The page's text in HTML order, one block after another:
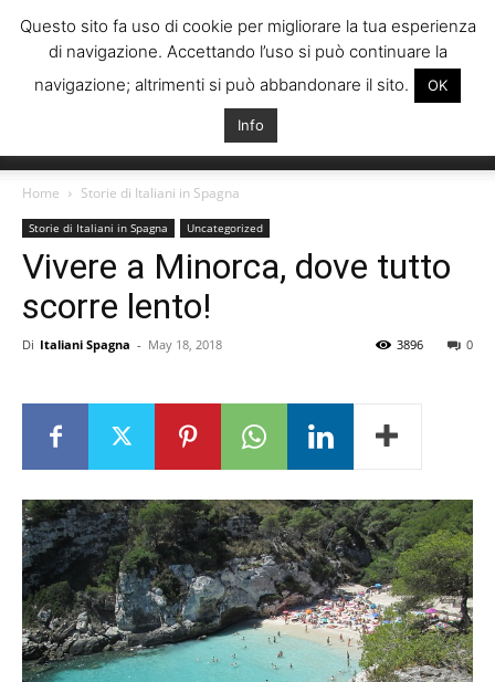
Italiani
Spagna
Home Storie di Italiani in Spagna
Storie di Italiani in Spagna Uncategorized
Vivere a Minorca, dove tutto
scorre lento!
Di Italiani Spagna - May 18, 2018 0
3896
Questo sito fa uso di cookie per migliorare la tua esperienza
di navigazione. Accettando l’uso si può continuare la
navigazione; altrimenti si può abbandonare il sito.
OK
Info